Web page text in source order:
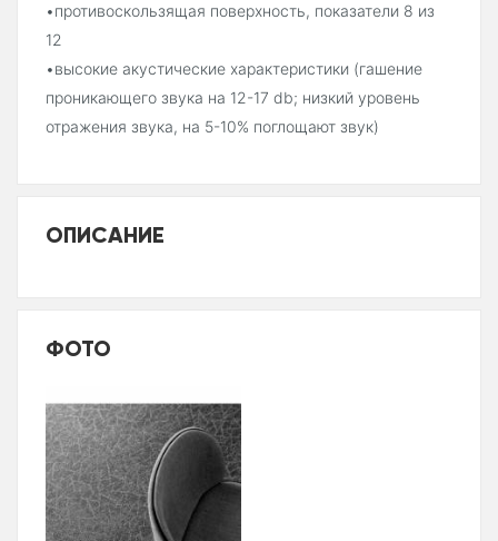
•противоскользящая поверхность, показатели 8 из
12
•высокие акустические характеристики (гашение
проникающего звука на 12-17 db; низкий уровень
отражения звука, на 5-10% поглощают звук)
ОПИСАНИЕ
ФОТО